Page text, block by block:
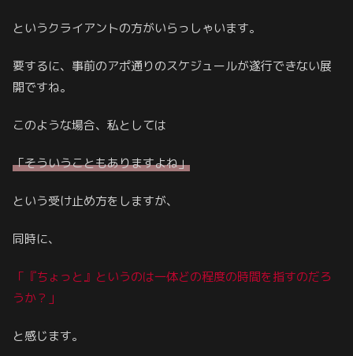
というクライアントの方がいらっしゃいます。
要するに、事前のアポ通りのスケジュールが遂行できない展
開ですね。
このような場合、私としては
「そういうこともありますよね」
という受け止め方をしますが、
同時に、
「『ちょっと』というのは一体どの程度の時間を指すのだろ
うか？」
と感じます。